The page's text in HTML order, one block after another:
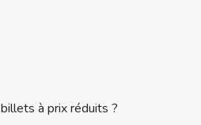
à prix réduits ?